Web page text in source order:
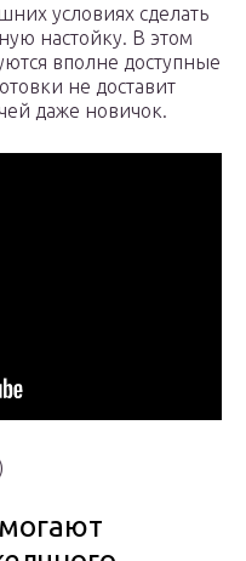
условиях сделать
настойку. В этом
вполне доступные
не доставит
даже новичок.